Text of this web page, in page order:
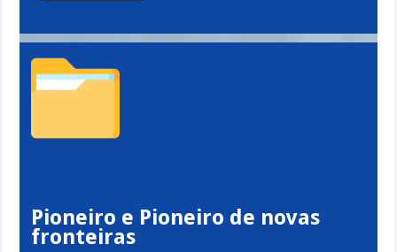
Pioneiro e Pioneiro de novas
fronteiras